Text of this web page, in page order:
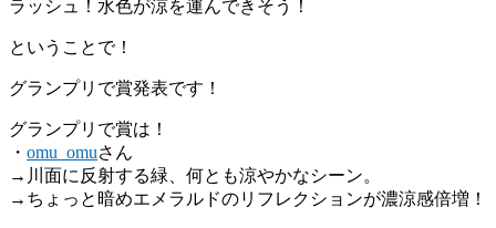
ラッシュ！水色が涼を運んできそう！
ということで！
グランプリで賞発表です！
グランプリで賞は！
・ omu_omuさん
→川面に反射する緑、何とも涼やかなシーン。
→ちょっと暗めエメラルドのリフレクションが濃涼感倍増！